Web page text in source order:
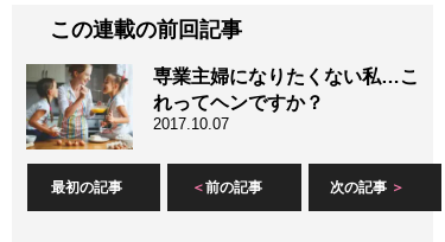
この連載の前回記事
専業主婦になりたくない私…こ
れってヘンですか？
2017.10.07
最初の記事 前の記事 次の記事